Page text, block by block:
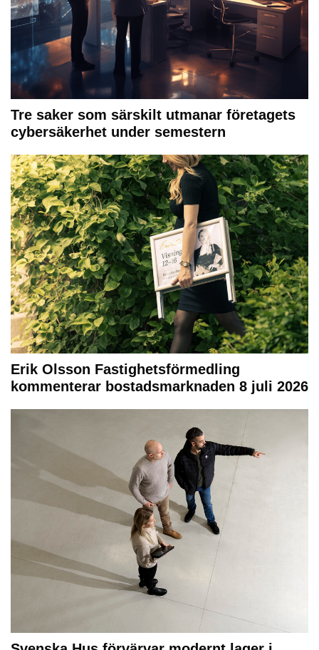
Tre saker som särskilt utmanar företagets
cybersäkerhet under semestern
Erik Olsson Fastighetsförmedling
kommenterar bostadsmarknaden 8 juli 2026